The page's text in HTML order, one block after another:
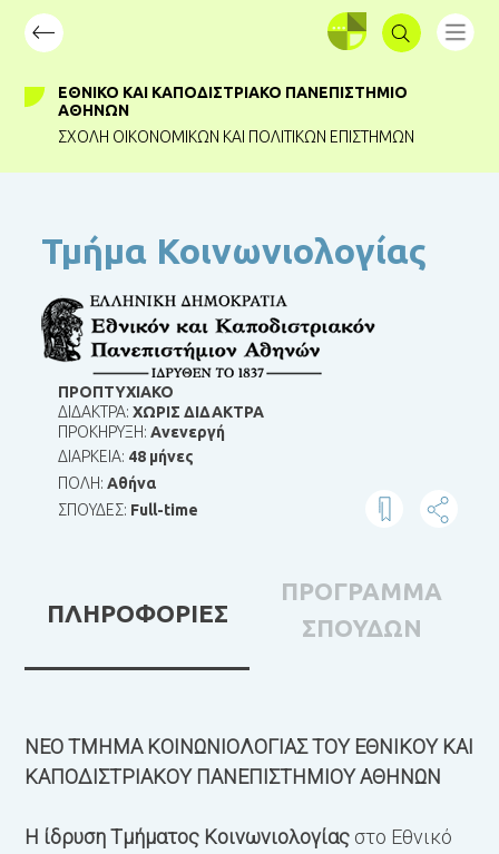
ΣΥΝΔΕΣΗ
ΕΘΝΙΚΌ ΚΑΙ ΚΑΠΟΔΙΣΤΡΙΑΚΌ ΠΑΝΕΠΙΣΤΉΜΙΟ
ΑΘΗΝΏΝ
ΣΧΟΛΉ ΟΙΚΟΝΟΜΙΚΏΝ ΚΑΙ ΠΟΛΙΤΙΚΏΝ ΕΠΙΣΤΗΜΏΝ
Τμήμα Κοινωνιολογίας
ΠΡΟΠΤΥΧΙΑΚΟ
ΔΙΔΑΚΤΡΑ:ΧΩΡΙΣ ΔΙΔΑΚΤΡΑ
ΠΡΟΚΗΡΥΞΗ:Ανενεργή
ΔΙΑΡΚΕΙΑ: 48 μήνες
ΠΟΛΗ:Αθήνα
ΣΠΟΥΔΕΣ: Full-time
ΠΛΗΡΟΦΟΡΙΕΣ
ΠΡΟΓΡΑΜΜΑ
ΣΠΟΥΔΩΝ
ΝΕΟ ΤΜΗΜΑ ΚΟΙΝΩΝΙΟΛΟΓΙΑΣ ΤΟΥ ΕΘΝΙΚΟΥ ΚΑΙ
ΚΑΠΟΔΙΣΤΡΙΑΚΟΥ ΠΑΝΕΠΙΣΤΗΜΙΟΥ ΑΘΗΝΩΝ
Η ίδρυση Τμήματος Κοινωνιολογίας στο Εθνικό